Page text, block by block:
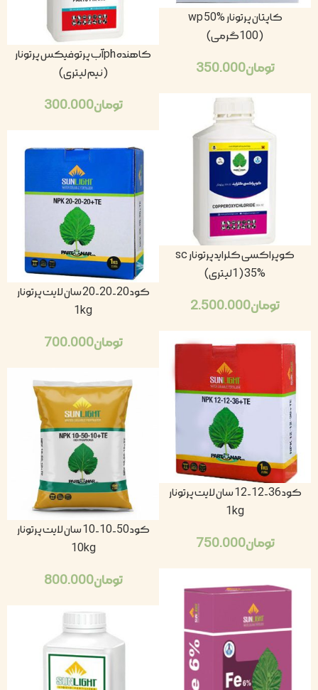
کاپتان پرتونار wp 50%
(100گرمی)
تومان350.000
کاهنده phآب پرتوفیکس پرتونار
(نیم لیتری)
تومان300.000
کوپراکسی کلراید پرتونار sc
35% (1لیتری)
تومان2.500.000
کود 20-20-20 سان لایت پرتونار
1kg
تومان700.000
کود 36-12-12 سان لایت پرتونار
1kg
تومان750.000
کود 50-10-10 سان لایت پرتونار
10kg
تومان800.000